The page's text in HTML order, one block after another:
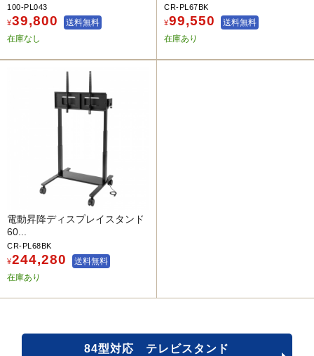
100-PL043
¥39,800
送料無料
在庫なし
CR-PL67BK
¥99,550
送料無料
在庫あり
電動昇降ディスプレイスタンド
60...
CR-PL68BK
¥244,280
送料無料
在庫あり
84型対応 テレビスタンド